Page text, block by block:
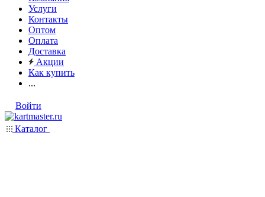
Услуги
Контакты
Оптом
Оплата
Доставка
Акции
Как купить
...
Войти
Каталог